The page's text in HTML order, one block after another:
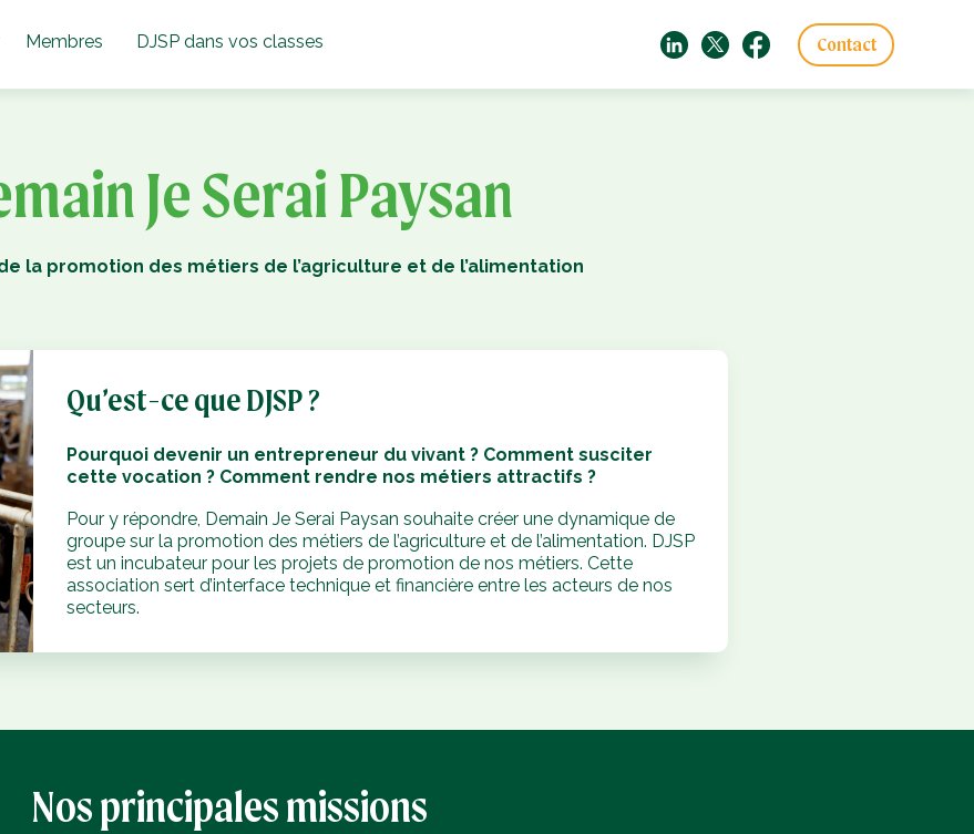
Contact
Membres DJSP dans vos classes
Je Serai Paysan
de la promotion des métiers de l’agriculture et de l’alimentation
Qu’est-ce que DJSP ?
Pourquoi devenir un entrepreneur du vivant ? Comment susciter
cette vocation ? Comment rendre nos métiers attractifs ?
Pour y répondre, Demain Je Serai Paysan souhaite créer une dynamique de
groupe sur la promotion des métiers de l’agriculture et de l’alimentation. DJSP
est un incubateur pour les projets de promotion de nos métiers. Cette
association sert d’interface technique et financière entre les acteurs de nos
secteurs.
Nos principales missions